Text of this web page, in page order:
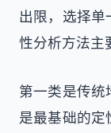
出限，选择
性分析方法主
第一类是传
是最基础的